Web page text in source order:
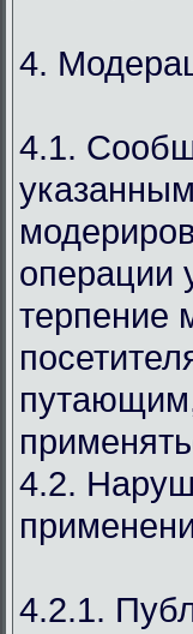
4.
4.1.
операции
терпение
4.2.
4.2.1.